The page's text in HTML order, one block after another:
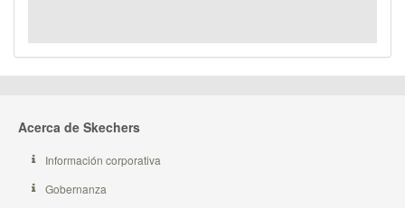
Acerca de Skechers
Información corporativa
Gobernanza